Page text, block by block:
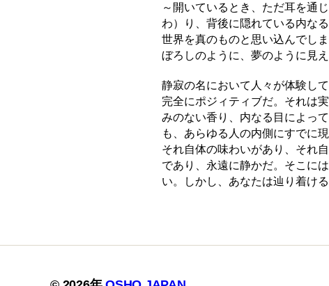
～開いているとき、ただ耳を通
わ）り、背後に隠れている内な
世界を真のものと思い込んでし
ぼろしのように、夢のように見
静寂の名において人々が体験し
完全にポジィティブだ。それは
みのない香り、内なる目によっ
も、あらゆる人の内側にすでに
それ自体の味わいがあり、それ
であり、永遠に静かだ。そこに
い。しかし、あなたは辿り着け